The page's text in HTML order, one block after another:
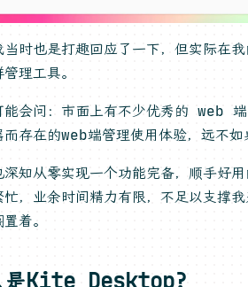
当时也是打趣回应了一下，但实际在
理工具。
能会问：市面上有不少优秀的 web
存在的web端管理使用体验，远不如
深知从零实现一个功能完备，顺手好
忙，业余时间精力有限，不足以支撑
着。
是Kite Desktop?